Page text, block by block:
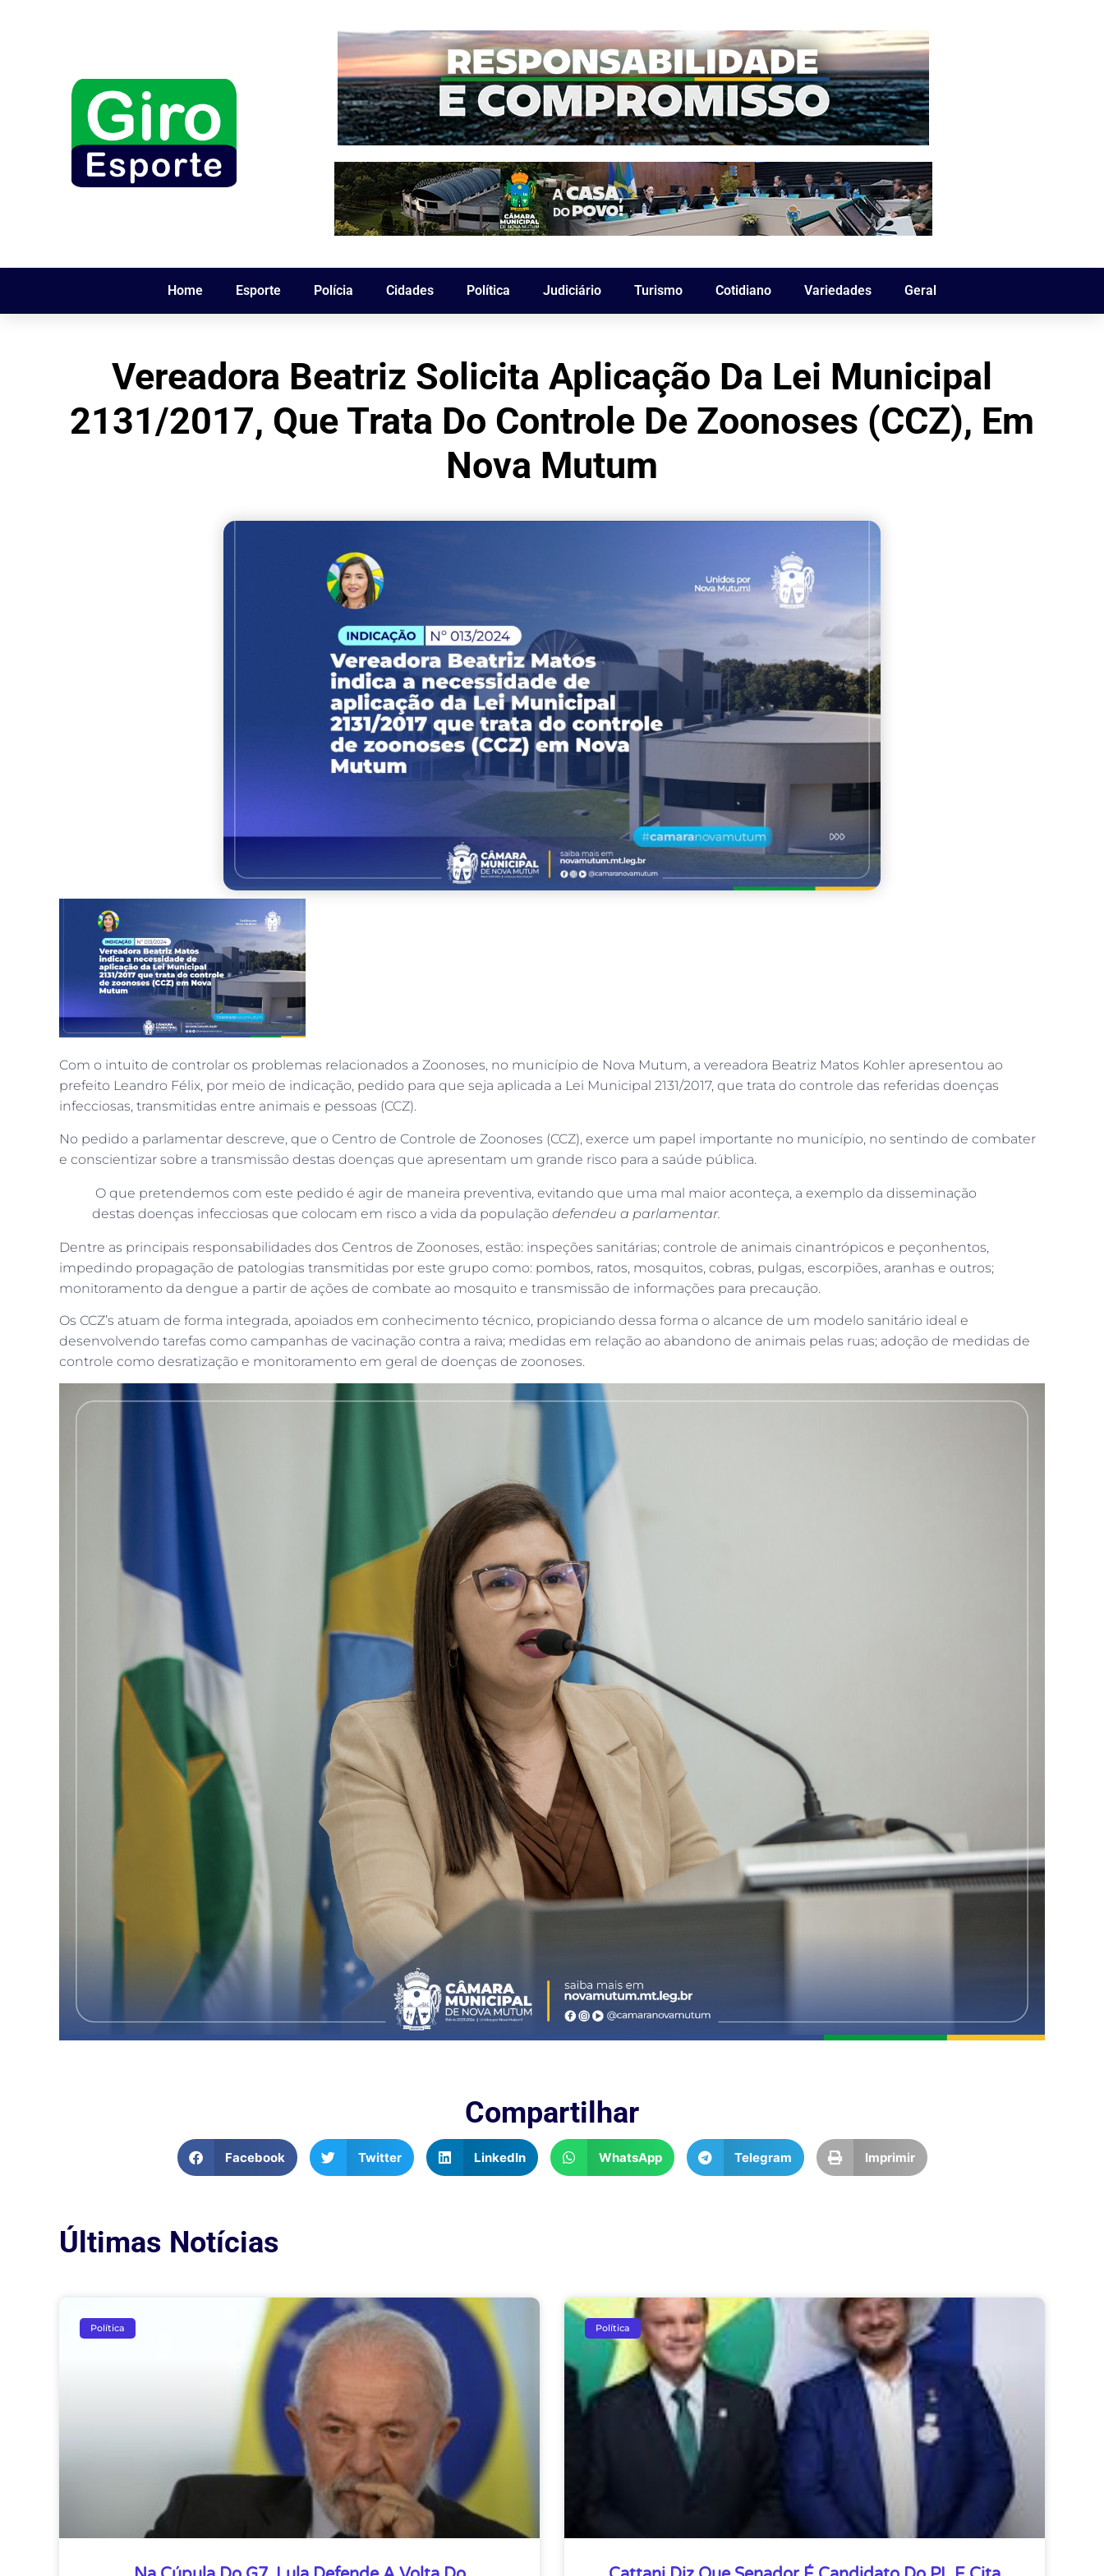
Home Esporte Polícia Cidades Política Judiciário Turismo Cotidiano Variedades Geral
Vereadora Beatriz Solicita Aplicação Da Lei Municipal
2131/2017, Que Trata Do Controle De Zoonoses (CCZ), Em
Nova Mutum
Com o intuito de controlar os problemas relacionados a Zoonoses, no município de Nova Mutum, a vereadora Beatriz Matos Kohler apresentou ao
prefeito Leandro Félix, por meio de indicação, pedido para que seja aplicada a Lei Municipal 2131/2017, que trata do controle das referidas doenças
infecciosas, transmitidas entre animais e pessoas (CCZ).
No pedido a parlamentar descreve, que o Centro de Controle de Zoonoses (CCZ), exerce um papel importante no município, no sentindo de combater
e conscientizar sobre a transmissão destas doenças que apresentam um grande risco para a saúde pública.
O que pretendemos com este pedido é agir de maneira preventiva, evitando que uma mal maior aconteça, a exemplo da disseminação
destas doenças infecciosas que colocam em risco a vida da população defendeu a parlamentar.
Dentre as principais responsabilidades dos Centros de Zoonoses, estão: inspeções sanitárias; controle de animais cinantrópicos e peçonhentos,
impedindo propagação de patologias transmitidas por este grupo como: pombos, ratos, mosquitos, cobras, pulgas, escorpiões, aranhas e outros;
monitoramento da dengue a partir de ações de combate ao mosquito e transmissão de informações para precaução.
Os CCZ’s atuam de forma integrada, apoiados em conhecimento técnico, propiciando dessa forma o alcance de um modelo sanitário ideal e
desenvolvendo tarefas como campanhas de vacinação contra a raiva; medidas em relação ao abandono de animais pelas ruas; adoção de medidas de
controle como desratização e monitoramento em geral de doenças de zoonoses.
Compartilhar
Facebook Twitter LinkedIn WhatsApp Telegram Imprimir
Últimas Notícias
Política Política